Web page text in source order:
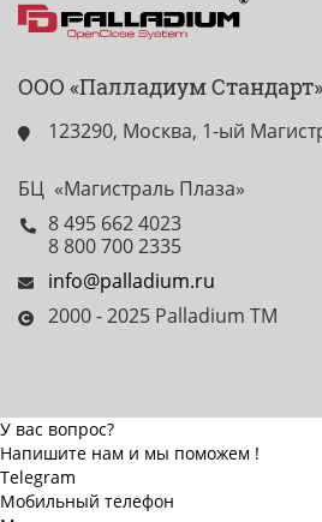
ООО «Палладиум Стандарт»
123290, Москва, 1-ый
БЦ «Магистраль Плаза»
8 495 662 4023
8 800 700 2335
info@palladium.ru
2000 - 2025 Palladium TM
У вас вопрос?
Напишите нам и мы поможем !
Telegram
Мобильный телефон